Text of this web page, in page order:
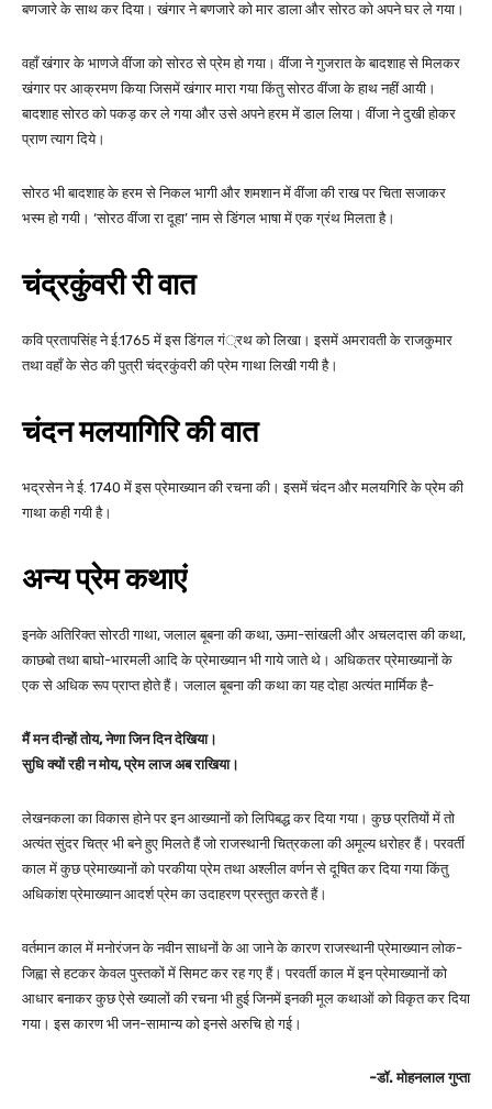
बणजारे के साथ कर दिया। खंगार ने बणजारे को मार डाला और सोरठ को अपने घर ले गया।
वहाँ खंगार के भाणजे वींजा को सोरठ से प्रेम हो गया। वींजा ने गुजरात के बादशाह से मिलकर
खंगार पर आक्रमण किया जिसमें खंगार मारा गया किंतु सोरठ वींजा के हाथ नहीं आयी।
बादशाह सोरठ को पकड़ कर ले गया और उसे अपने हरम में डाल लिया। वींजा ने दुखी होकर
प्राण त्याग दिये।
सोरठ भी बादशाह के हरम से निकल भागी और शमशान में वींजा की राख पर चिता सजाकर
भस्म हो गयी। ‘सोरठ वींजा रा दूहा’ नाम से डिंगल भाषा में एक ग्रंथ मिलता है।
चंद्रकुंवरी री वात
कवि प्रतापसिंह ने ई.1765 में इस डिंगल गं्रथ को लिखा। इसमें अमरावती के राजकुमार
तथा वहाँ के सेठ की पुत्री चंद्रकुंवरी की प्रेम गाथा लिखी गयी है।
चंदन मलयागिरि की वात
भद्रसेन ने ई. 1740 में इस प्रेमाख्यान की रचना की। इसमें चंदन और मलयगिरि के प्रेम की
गाथा कही गयी है।
अन्य प्रेम कथाएं
इनके अतिरिक्त सोरठी गाथा, जलाल बूबना की कथा, ऊमा-सांखली और अचलदास की कथा,
काछबो तथा बाघो-भारमली आदि के प्रेमाख्यान भी गाये जाते थे। अधिकतर प्रेमाख्यानों के
एक से अधिक रूप प्राप्त होते हैं। जलाल बूबना की कथा का यह दोहा अत्यंत मार्मिक है-
मैं मन दीन्हों तोय, नेणा जिन दिन देखिया।
सुधि क्यों रही न मोय, प्रेम लाज अब राखिया।
लेखनकला का विकास होने पर इन आख्यानों को लिपिबद्ध कर दिया गया। कुछ प्रतियों में तो
अत्यंत सुंदर चित्र भी बने हुए मिलते हैं जो राजस्थानी चित्रकला की अमूल्य धरोहर हैं। परवर्ती
काल में कुछ प्रेमाख्यानों को परकीया प्रेम तथा अश्लील वर्णन से दूषित कर दिया गया किंतु
अधिकांश प्रेमाख्यान आदर्श प्रेम का उदाहरण प्रस्तुत करते हैं।
वर्तमान काल में मनोरंजन के नवीन साधनों के आ जाने के कारण राजस्थानी प्रेमाख्यान लोक-
जिह्वा से हटकर केवल पुस्तकों में सिमट कर रह गए हैं। परवर्ती काल में इन प्रेमाख्यानों को
आधार बनाकर कुछ ऐसे ख्यालों की रचना भी हुई जिनमें इनकी मूल कथाओं को विकृत कर दिया
गया। इस कारण भी जन-सामान्य को इनसे अरुचि हो गई।
-डॉ. मोहनलाल गुप्ता